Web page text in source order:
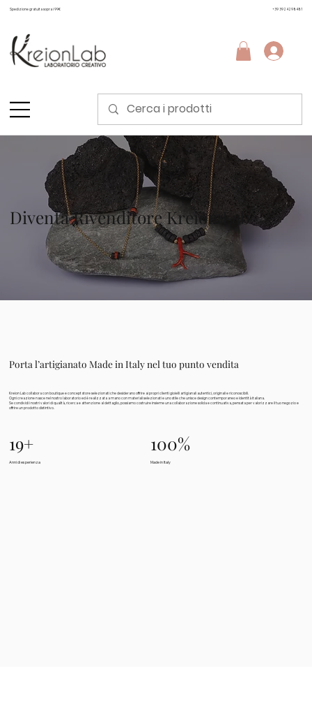
Spedizione gratuita sopra i 99€ +39 3924298481
Diventa Rivenditore Kreion Lab
Porta l’artigianato Made in Italy nel tuo punto vendita
Kreion Lab collabora con boutique e concept store selezionati che desiderano offrire ai propri clienti gioielli artigianali autentici, originali e riconoscibili.
Ogni creazione nasce nel nostro laboratorio ed è realizzata a mano con materiali selezionati e uno stile che unisce design contemporaneo e identità italiana.
Se condividi i nostri valori di qualità, ricerca e attenzione al dettaglio, possiamo costruire insieme una collaborazione solida e continuativa, pensata per valorizzare il tuo negozio e
offrire un prodotto distintivo.
19+
Anni di esperienza
100%
Made in Italy